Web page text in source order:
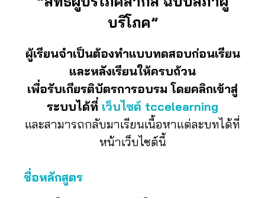
บริโภค”
ผู้เรียนจำเป็นต้องทำแบบทดสอบก่อนเรียน
และหลังเรียนให้ครบถ้วน
เพื่อรับเกียรติบัตรการอบรม โดยคลิกเข้าสู่
ระบบได้ที่ เว็บไซต์ tccelearning
และสามารถกลับมาเรียนเนื้อหาแต่ละบทได้ที่
หน้าเว็บไซต์นี้
ชื่อหลักสูตร